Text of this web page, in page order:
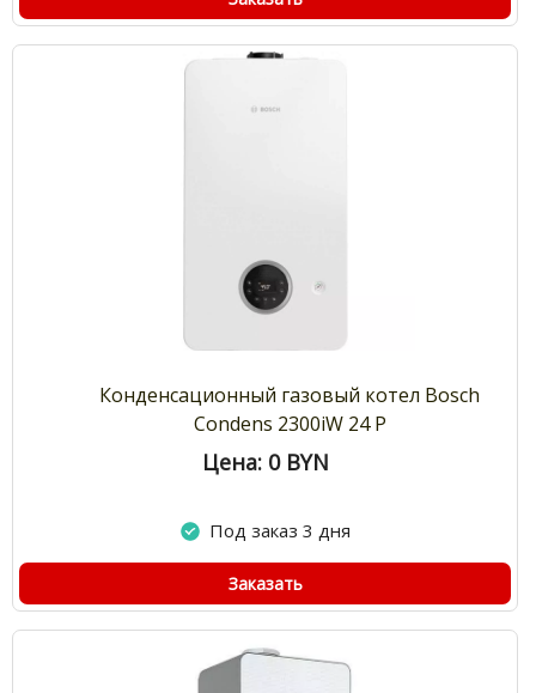
Конденсационный газовый котел Bosch
Condens 2300iW 24 P
Цена: 0 BYN
Под заказ 3 дня
Заказать